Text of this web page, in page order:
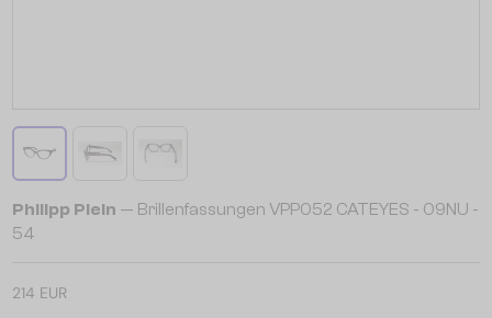
Philipp Plein — Brillenfassungen VPP052 CATEYES - 09NU -
54
214 EUR